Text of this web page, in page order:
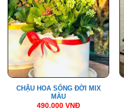
CHẬU HOA SỐNG ĐỜI MIX
MÀU
490.000 VNĐ